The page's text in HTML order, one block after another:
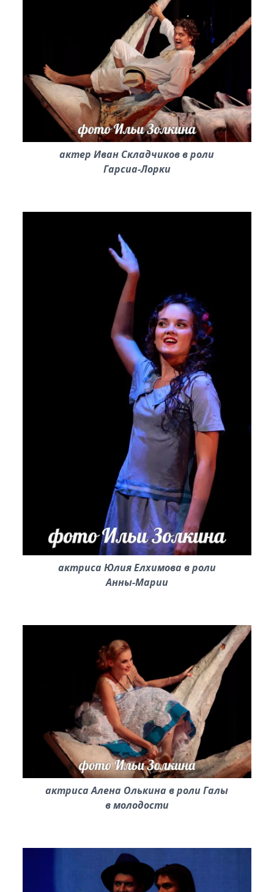
актер Иван Складчиков в роли
Гарсиа-Лорки
актриса Юлия Елхимова в роли
Анны-Марии
актриса Алена Олькина в роли Галы
в молодости